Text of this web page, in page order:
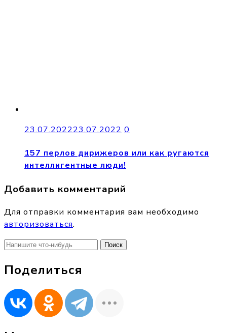
23.07.202223.07.2022 0
157 перлов дирижеров или как ругаются
интеллигентные люди!
Добавить комментарий
Для отправки комментария вам необходимо
авторизоваться.
Найти:
Поделиться